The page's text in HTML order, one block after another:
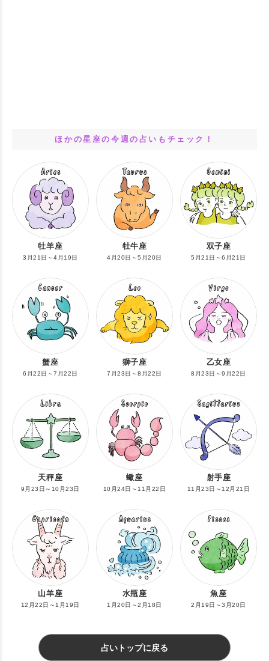
ほかの星座の今週の占いもチェック！
牡羊座
3月21日～4月19日
牡牛座
4月20日～5月20日
双子座
5月21日～6月21日
蟹座
6月22日～7月22日
獅子座
7月23日～8月22日
乙女座
8月23日～9月22日
天秤座
9月23日～10月23日
蠍座
10月24日～11月22日
射手座
11月23日～12月21日
山羊座
12月22日～1月19日
水瓶座
1月20日～2月18日
魚座
2月19日～3月20日
占いトップに戻る